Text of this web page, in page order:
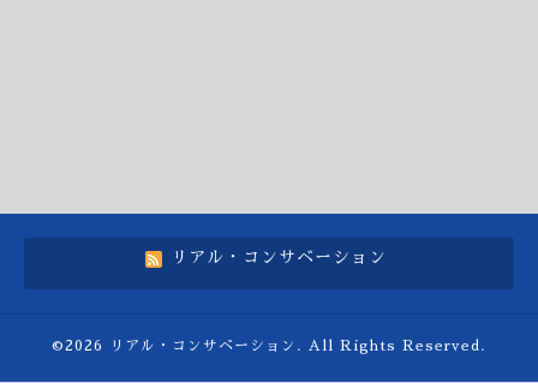
リアル・コンサベーション
©2026 リアル・コンサベーション . All Rights Reserved.